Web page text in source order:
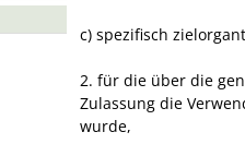
c) spezifisch
2. für die über die
Zulassung die
wurde,